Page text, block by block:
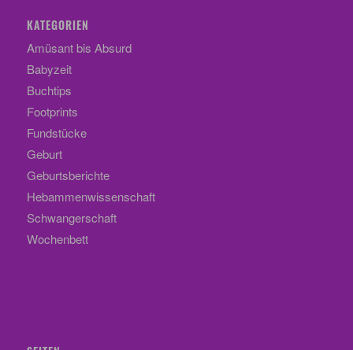
KATEGORIEN
Amüsant bis Absurd
Babyzeit
Buchtips
Footprints
Fundstücke
Geburt
Geburtsberichte
Hebammenwissenschaft
Schwangerschaft
Wochenbett